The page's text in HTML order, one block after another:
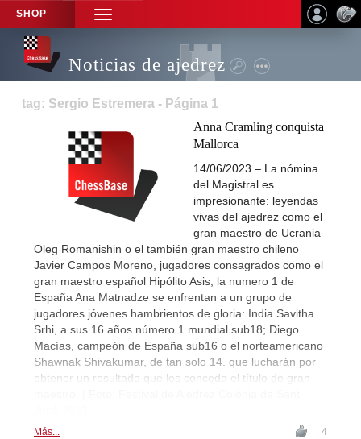
SHOP
TOGGLE
NAVIGATION
Noticias de ajedrez
tag: Sergio Estremera - Página 1
Anna Cramling conquista
Mallorca
14/06/2023 – La nómina
del Magistral es
impresionante: leyendas
vivas del ajedrez como el
gran maestro de Ucrania
Oleg Romanishin o el también gran maestro chileno
Javier Campos Moreno, jugadores consagrados como el
gran maestro español Hipólito Asis, la numero 1 de
España Ana Matnadze se enfrentan a un grupo de
jugadores jóvenes hambrientos de gloria: India Savitha
Srhi, a sus 16 años número 1 mundial sub18; Diego
Macías, campeón de España sub16 o el norteamericano
Shawnak Shivakumar, de tan solo 14. que lucharán por
obtener un resultado que les conceda el título de gran
Más... 4